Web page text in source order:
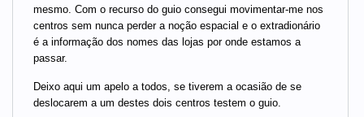
mesmo. Com o recurso do guio consegui movimentar-me nos
centros sem nunca perder a noção espacial e o extradionário
é a informação dos nomes das lojas por onde estamos a
passar.
Deixo aqui um apelo a todos, se tiverem a ocasião de se
deslocarem a um destes dois centros testem o guio.